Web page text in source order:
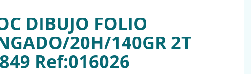
DIBUJO FOLIO
20H/140GR 2T
Ref:016026